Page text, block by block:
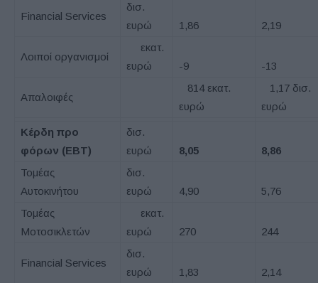
Financial Services
δισ.
ευρώ
1,86 2,19
Λοιποί οργανισμοί
εκατ.
ευρώ
-9 -13
Απαλοιφές
814 εκατ.
ευρώ
1,17 δισ.
ευρώ
Κέρδη προ
φόρων (EBT)
δισ.
ευρώ
8,05
8,86
Τομέας
Αυτοκινήτου
δισ.
ευρώ
4,90
5,76
Τομέας
Μοτοσικλετών
εκατ.
ευρώ
270 244
Financial Services
δισ.
ευρώ
1,83 2,14